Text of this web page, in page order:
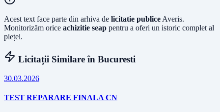
Acest text face parte din arhiva de licitatie publice Averis.
Monitorizăm orice achizitie seap pentru a oferi un istoric complet al
pieței.
Licitații Similare în Bucuresti
30.03.2026
TEST REPARARE FINALA CN